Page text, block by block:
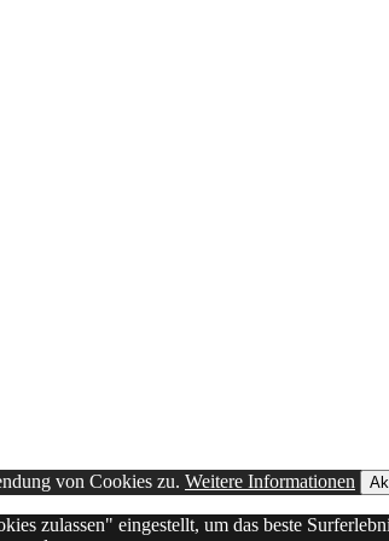
von Cookies zu. Weitere Informationen
zulassen" eingestellt, um das beste